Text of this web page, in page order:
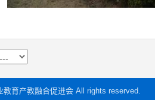
育产教融合促进会 All rights reserved.